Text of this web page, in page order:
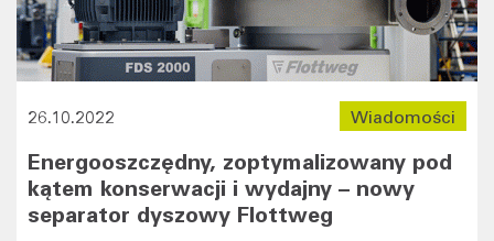
Wiadomości
26.10.2022
Energooszczędny, zoptymalizowany pod
kątem konserwacji i wydajny – nowy
separator dyszowy Flottweg